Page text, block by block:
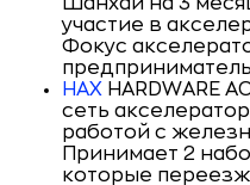
участие в
Фокус
HAX HARDWARE
сеть
работой с
Принимает 2
которые